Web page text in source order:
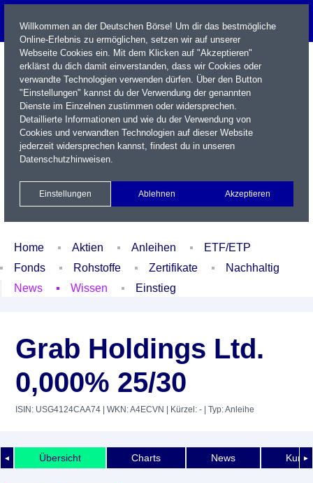
Name / WKN / ISIN / Kürzel
Xetra Realtime
Watchlist Portfolio Login
Home Aktien Anleihen
ETF/ETP
Fonds
Rohstoffe Zertifikate
Nachhaltig
News
Wissen Einstieg
Grab Holdings Ltd.
0,000% 25/30
ISIN: USG4124CAA74 | WKN: A4ECVN | Kürzel: - | Typ: Anleihe
◄ ►
Übersicht Charts News
Willkommen an der Deutschen Börse! Um dir das bestmögliche
Online-Erlebnis zu ermöglichen, setzen wir auf unserer
Webseite Cookies ein. Mit dem Klicken auf "Akzeptieren"
erklärst du dich damit einverstanden, dass wir Cookies oder
verwandte Technologien verwenden dürfen. Über den Button
"Einstellungen" kannst du der Verwendung der genannten
Dienste im Einzelnen zustimmen oder widersprechen.
Detaillierte Informationen und wie du der Verwendung von
Cookies und verwandten Technologien auf dieser Website
jederzeit widersprechen kannst, findest du in unseren
Datenschutzhinweisen.
Einstellungen Ablehnen Akzeptieren